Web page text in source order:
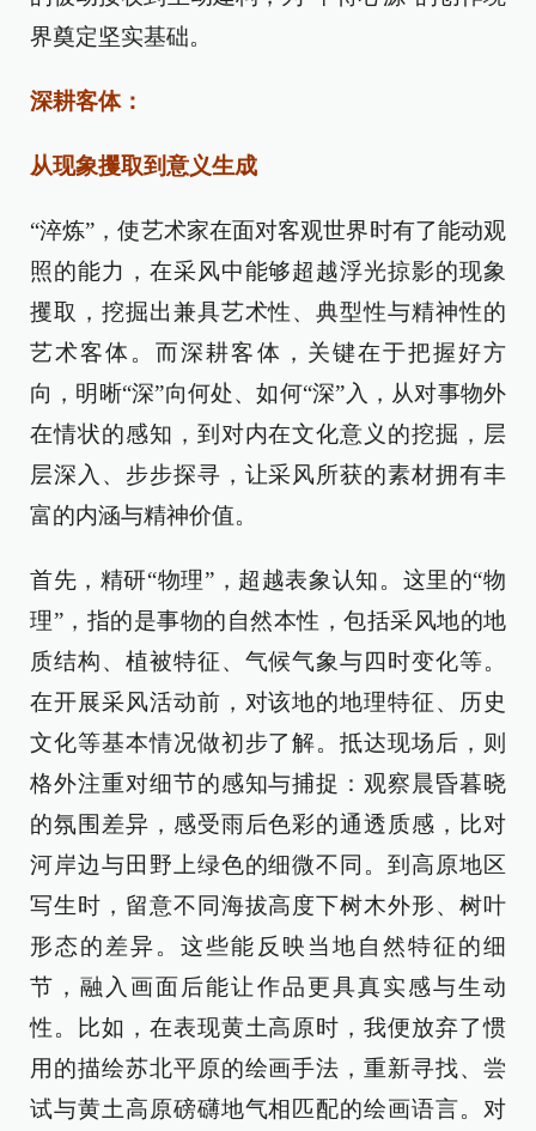
界奠定坚实基础。
深耕客体：
从现象攫取到意义生成
“淬炼”，使艺术家在面对客观世界时有了能动观
照的能力，在采风中能够超越浮光掠影的现象
攫取，挖掘出兼具艺术性、典型性与精神性的
艺术客体。而深耕客体，关键在于把握好方
向，明晰“深”向何处、如何“深”入，从对事物外
在情状的感知，到对内在文化意义的挖掘，层
层深入、步步探寻，让采风所获的素材拥有丰
富的内涵与精神价值。
首先，精研“物理”，超越表象认知。这里的“物
理”，指的是事物的自然本性，包括采风地的地
质结构、植被特征、气候气象与四时变化等。
在开展采风活动前，对该地的地理特征、历史
文化等基本情况做初步了解。抵达现场后，则
格外注重对细节的感知与捕捉：观察晨昏暮晓
的氛围差异，感受雨后色彩的通透质感，比对
河岸边与田野上绿色的细微不同。到高原地区
写生时，留意不同海拔高度下树木外形、树叶
形态的差异。这些能反映当地自然特征的细
节，融入画面后能让作品更具真实感与生动
性。比如，在表现黄土高原时，我便放弃了惯
用的描绘苏北平原的绘画手法，重新寻找、尝
试与黄土高原磅礴地气相匹配的绘画语言。对